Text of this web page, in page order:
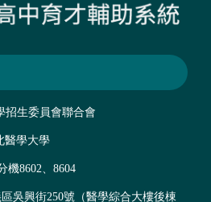
招生委員會聯合會
醫學大學
機8602、8604
吳興街250號（醫學綜合大樓後棟